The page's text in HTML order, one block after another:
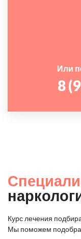
Или
8
Курс лечения
Мы поможем